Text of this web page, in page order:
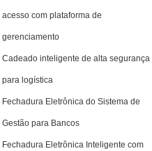
acesso com plataforma de
gerenciamento
Cadeado inteligente de alta segurança
para logística
Fechadura Eletrônica do Sistema de
Gestão para Bancos
Fechadura Eletrônica Inteligente com